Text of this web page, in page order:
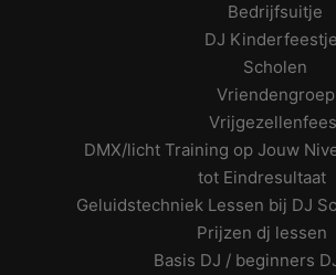
Bedrijfsuitje
DJ
Scholen
Vriendengroep
DMX/licht Training op Jouw
tot Eindresultaat
Geluidstechniek Lessen bij DJ
Prijzen dj lessen
Basis DJ / beginners